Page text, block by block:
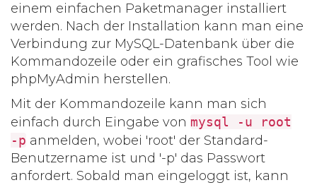
einem einfachen Paketmanager installiert
werden. Nach der Installation kann man eine
Verbindung zur MySQL-Datenbank über die
Kommandozeile oder ein grafisches Tool wie
phpMyAdmin herstellen.
Mit der Kommandozeile kann man sich
einfach durch Eingabe von mysql -u root
-p anmelden, wobei 'root' der Standard-
Benutzername ist und '-p' das Passwort
anfordert. Sobald man eingeloggt ist, kann